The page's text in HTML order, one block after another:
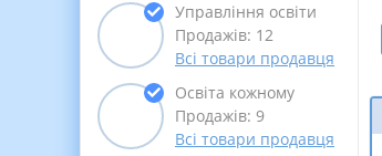
Управління освіти
Продажів: 12
Всі товари продавця
Освіта кожному
Продажів: 9
Всі товари продавця